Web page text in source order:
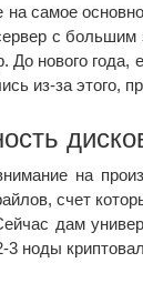
самое
с
До нового
из-за этого,
на
счет
дам
3 ноды